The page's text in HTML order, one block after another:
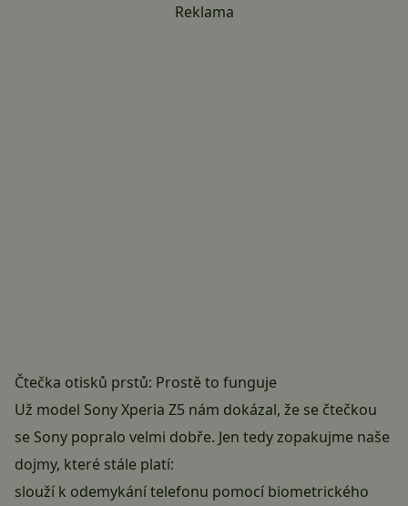
Reklama
Čtečka otisků prstů: Prostě to funguje
Už model Sony Xperia Z5 nám dokázal, že se čtečkou
se Sony popralo velmi dobře. Jen tedy zopakujme naše
dojmy, které stále platí:
slouží k odemykání telefonu pomocí biometrického